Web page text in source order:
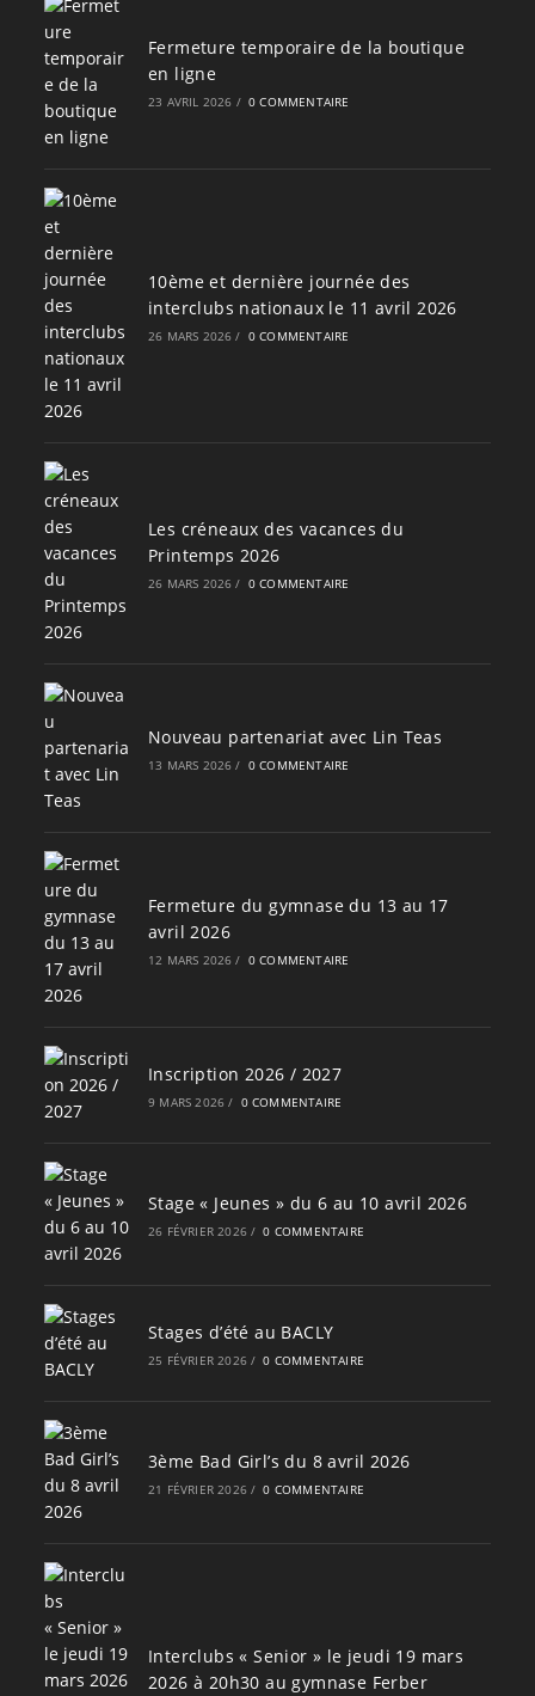
Fermeture temporaire de la boutique
en ligne
23 AVRIL 2026 / 0 COMMENTAIRE
10ème et dernière journée des
interclubs nationaux le 11 avril 2026
26 MARS 2026 / 0 COMMENTAIRE
Les créneaux des vacances du
Printemps 2026
26 MARS 2026 / 0 COMMENTAIRE
Nouveau partenariat avec Lin Teas
13 MARS 2026 / 0 COMMENTAIRE
Fermeture du gymnase du 13 au 17
avril 2026
12 MARS 2026 / 0 COMMENTAIRE
Inscription 2026 / 2027
9 MARS 2026 / 0 COMMENTAIRE
Stage « Jeunes » du 6 au 10 avril 2026
26 FÉVRIER 2026 / 0 COMMENTAIRE
Stages d’été au BACLY
25 FÉVRIER 2026 / 0 COMMENTAIRE
3ème Bad Girl’s du 8 avril 2026
21 FÉVRIER 2026 / 0 COMMENTAIRE
Interclubs « Senior » le jeudi 19 mars
2026 à 20h30 au gymnase Ferber